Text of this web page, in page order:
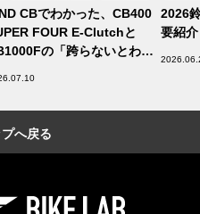
CBでわかった、CB400
FOUR E-Clutchと
の「跨らないとわか
2026
要紹
プへ戻る